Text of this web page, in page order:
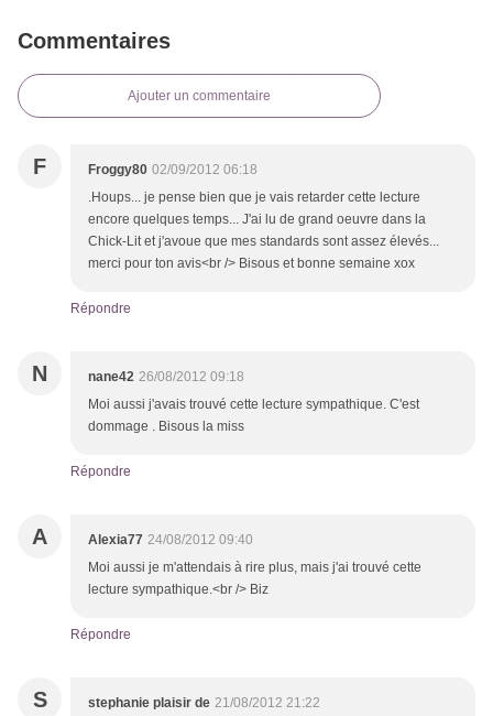
Commentaires
Ajouter un commentaire
F Froggy80 02/09/2012 06:18
.Houps... je pense bien que je vais retarder cette lecture
encore quelques temps... J'ai lu de grand oeuvre dans la
Chick-Lit et j'avoue que mes standards sont assez élevés...
merci pour ton avis<br /> Bisous et bonne semaine xox
Répondre
N nane42 26/08/2012 09:18
Moi aussi j'avais trouvé cette lecture sympathique. C'est
dommage . Bisous la miss
Répondre
A Alexia77 24/08/2012 09:40
Moi aussi je m'attendais à rire plus, mais j'ai trouvé cette
lecture sympathique.<br /> Biz
Répondre
S stephanie plaisir de 21/08/2012 21:22